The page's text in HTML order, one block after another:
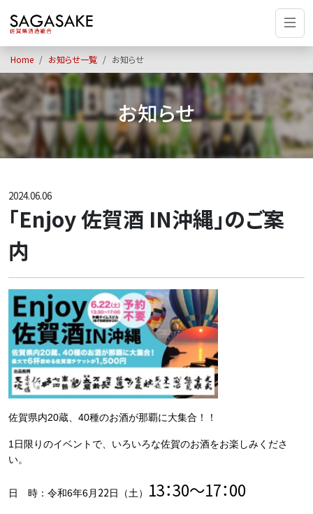
Home お知らせ一覧 お知らせ
お知らせ
2024.06.06
「Enjoy 佐賀酒 IN沖縄」のご案
内
佐賀県内20蔵、40種のお酒が那覇に大集合！！
1日限りのイベントで、いろいろな佐賀のお酒をお楽しみくださ
い。
日 時：令和6年6月 22日（土） 13：30～17：00